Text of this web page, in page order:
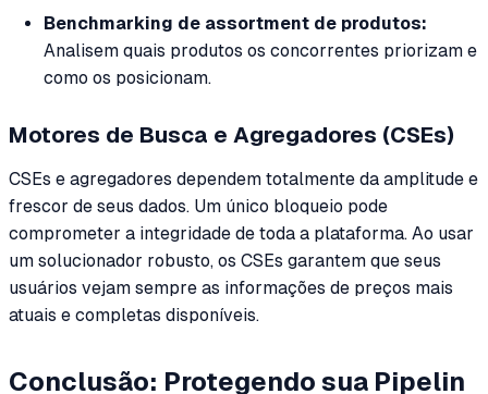
Benchmarking de assortment de produtos:
Analisem quais produtos os concorrentes priorizam e
como os posicionam.
Motores de Busca e Agregadores (CSEs)
CSEs e agregadores dependem totalmente da amplitude e
frescor de seus dados. Um único bloqueio pode
comprometer a integridade de toda a plataforma. Ao usar
um solucionador robusto, os CSEs garantem que seus
usuários vejam sempre as informações de preços mais
atuais e completas disponíveis.
Conclusão: Protegendo sua Pipelin